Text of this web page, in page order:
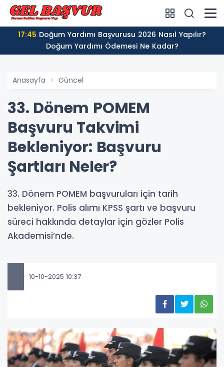
17:45
Doğum Yardımı Ödemesi Ne Kadar?
Anasayfa Güncel
33. Dönem POMEM
Başvuru Takvimi
Bekleniyor: Başvuru
Şartları Neler?
33. Dönem POMEM başvuruları için tarih
bekleniyor. Polis alımı KPSS şartı ve başvuru
süreci hakkında detaylar için gözler Polis
Akademisi’nde.
10-10-2025 10:37